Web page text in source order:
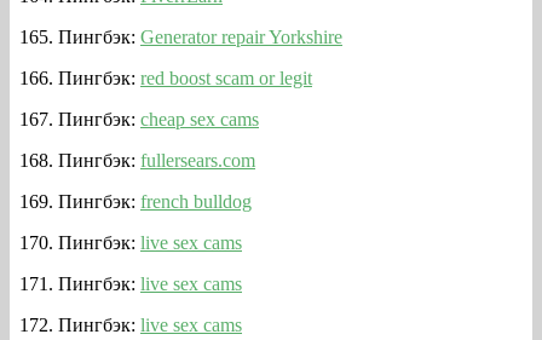
Пингбэк: Generator repair Yorkshire
Пингбэк: red boost scam or legit
Пингбэк: cheap sex cams
Пингбэк: fullersears.com
Пингбэк: french bulldog
Пингбэк: live sex cams
Пингбэк: live sex cams
Пингбэк: live sex cams